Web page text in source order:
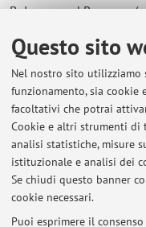
Questo sito
Nel nostro sito utilizziamo
funzionamento, sia
facoltativi che potrai
Cookie e altri strumenti di
analisi statistiche, misure
istituzionale e analisi dei
Se chiudi questo banner
cookie necessari.
Puoi esprimere il
Bologna and Ravenna
luca.guardigli@unibo.it.
esiti 17 09
Pubblicato il: 27 ottobre 2020
Disponibili esiti compito